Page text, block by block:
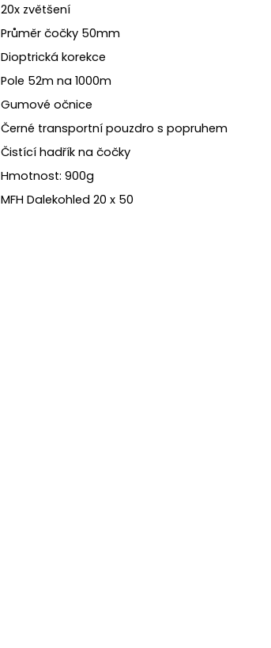
20x zvětšení
Průměr čočky 50mm
Dioptrická korekce
Pole 52m na 1000m
Gumové očnice
Černé transportní pouzdro s popruhem
Čistící hadřík na čočky
Hmotnost: 900g
MFH Dalekohled 20 x 50